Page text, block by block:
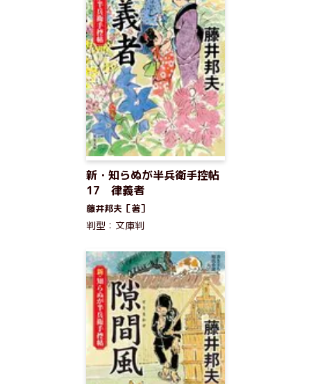
新・知らぬが半兵衛手控帖
17 律義者
藤井邦夫［著］
判型：文庫判